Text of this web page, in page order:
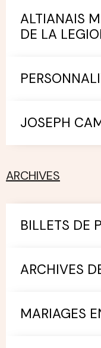
ALTIANAIS
DE LA
JOSEPH
ARCHIVES
BILLETS DE
ARCHIVES
MARIAGES